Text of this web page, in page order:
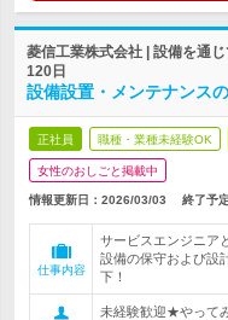
菱信工業株式会社 | 設備を通
120日
設備設置・メンテナンス
正社員 職種・業種未経験OK
女性のおしごと掲載中
情報更新日：2026/03/03 終了予
仕事内容
サービスエンジニア
設備の保守および
下！
未経験歓迎★やって